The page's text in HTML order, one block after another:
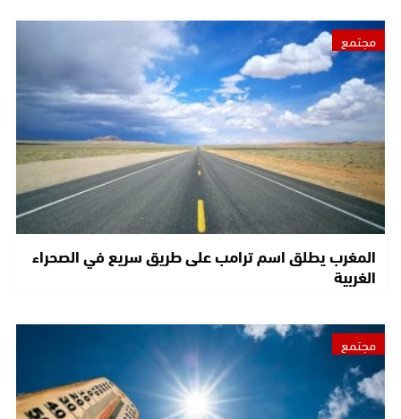
مجتمع
المغرب يطلق اسم ترامب على طريق سريع في الصحراء
الغربية
مجتمع